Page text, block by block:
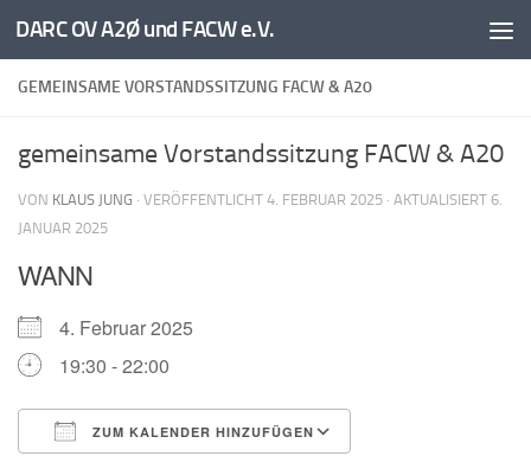
Unter dem Inhalt
DARC OV A2Ø und FACW e.V.
GEMEINSAME VORSTANDSSITZUNG FACW & A20
gemeinsame Vorstandssitzung FACW & A20
VON KLAUS JUNG · VERÖFFENTLICHT 4. FEBRUAR 2025 · AKTUALISIERT 6.
JANUAR 2025
WANN
4. Februar 2025
19:30 - 22:00
ZUM KALENDER HINZUFÜGEN